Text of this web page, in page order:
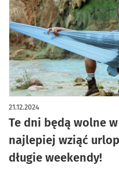
Te dni będą wolne
najlepiej wziąć
długie weekendy!
21.12.2024